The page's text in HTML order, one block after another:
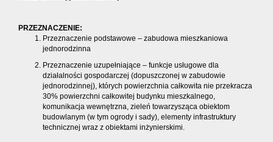
PRZEZNACZENIE:
Przeznaczenie podstawowe – zabudowa mieszkaniowa
jednorodzinna
Przeznaczenie uzupełniające – funkcje usługowe dla
działalności gospodarczej (dopuszczonej w zabudowie
jednorodzinnej), których powierzchnia całkowita nie przekracza
30% powierzchni całkowitej budynku mieszkalnego,
komunikacja wewnętrzna, zieleń towarzysząca obiektom
budowlanym (w tym ogrody i sady), elementy infrastruktury
technicznej wraz z obiektami inżynierskimi.